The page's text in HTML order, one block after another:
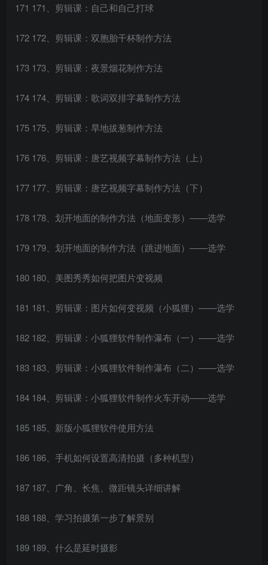
171 171、剪辑课：自己和自己打球
172 172、剪辑课：双胞胎干杯制作方法
173 173、剪辑课：夜景烟花制作方法
174 174、剪辑课：歌词双排字幕制作方法
175 175、剪辑课：旱地拔葱制作方法
176 176、剪辑课：唐艺视频字幕制作方法（上）
177 177、剪辑课：唐艺视频字幕制作方法（下）
178 178、划开地面的制作方法（地面变形）——选学
179 179、划开地面的制作方法（跳进地面）——选学
180 180、美图秀秀如何把图片变视频
181 181、剪辑课：图片如何变视频（小狐狸）——选学
182 182、剪辑课：小狐狸软件制作瀑布（一）——选学
183 183、剪辑课：小狐狸软件制作瀑布（二）——选学
184 184、剪辑课：小狐狸软件制作火车开动——选学
185 185、新版小狐狸软件使用方法
186 186、手机如何设置高清拍摄（多种机型）
187 187、广角、长焦、微距镜头详细讲解
188 188、学习拍摄第一步了解景别
189 189、什么是延时摄影